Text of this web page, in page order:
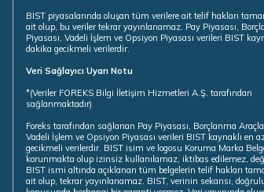
BIST piyasalarında oluşan tüm verilere ait telif hakları
ait olup, bu veriler tekrar yayınlanamaz. Pay Piyasası,
Piyasası, Vadeli İşlem ve Opsiyon Piyasası verileri BIST
dakika gecikmeli verilerdir.
Veri Sağlayıcı Uyarı Notu
*(Veriler FOREKS Bilgi İletişim Hizmetleri A.Ş. tarafından
sağlanmaktadır)
Foreks tarafından sağlanan Pay Piyasası, Borçlanma
Vadeli İşlem ve Opsiyon Piyasası verileri BIST kaynaklı en
gecikmeli verilerdir. BIST isim ve logosu Koruma Marka
korunmakta olup izinsiz kullanılamaz, iktibas edilemez,
BIST ismi altında açıklanan tüm belgelerin telif hakları
ait olup, tekrar yayınlanamaz. BIST, verinin sekansı,